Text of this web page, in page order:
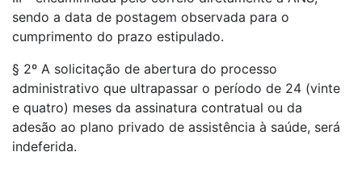
sendo a data de postagem observada para o
cumprimento do prazo estipulado.
§ 2º A solicitação de abertura do processo
administrativo que ultrapassar o período de 24 (vinte
e quatro) meses da assinatura contratual ou da
adesão ao plano privado de assistência à saúde, será
indeferida.